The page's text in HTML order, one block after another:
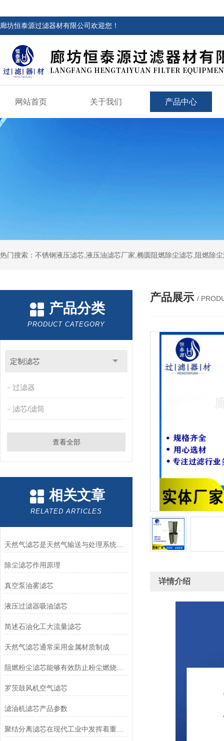
廊坊恒泰源过滤器材有限公司欢迎您！
网站首页 关于我们 产品中心
热门搜索：不锈钢液压滤芯,液压油滤芯厂家,椭圆阻燃除尘滤芯,阻燃除
产品分类
PRODUCT CATEGORY
定制滤芯
过滤器
滤芯/滤筒
查看全部
相关文章
RELATED ARTICLES
天然气滤芯是天然气输送与处理系统中的关键组件
除尘滤芯作用原理
真空泵油雾滤芯
液压过滤器吸油滤芯
简述石油化工大流量滤芯
天然气滤芯通常采用金属材质制成
阻燃粉尘滤芯能够有效防止粉尘燃烧和爆炸事故的发生
罗茨鼓风机空气滤芯
滤油机滤芯产品参数
聚结分离滤芯在现代工业中发挥着重要作用
产品展示 /
详情介绍